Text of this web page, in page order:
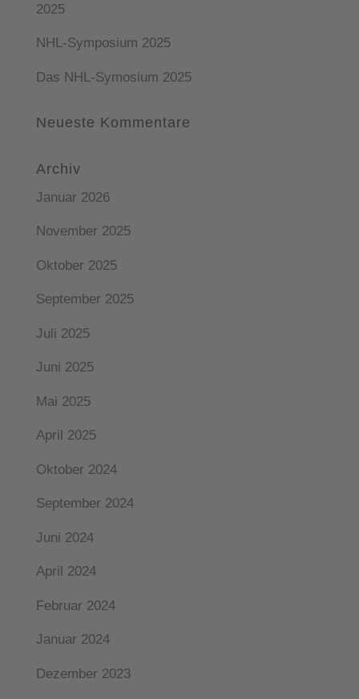
2025
NHL-Symposium 2025
Das NHL-Symosium 2025
Neueste Kommentare
Archiv
Januar 2026
November 2025
Oktober 2025
September 2025
Juli 2025
Juni 2025
Mai 2025
April 2025
Oktober 2024
September 2024
Juni 2024
April 2024
Februar 2024
Januar 2024
Dezember 2023